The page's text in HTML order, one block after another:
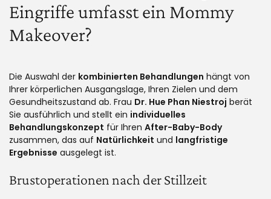
Eingriffe umfasst ein Mommy
Makeover?
Die Auswahl der kombinierten Behandlungen hängt von
Ihrer körperlichen Ausgangslage, Ihren Zielen und dem
Gesundheitszustand ab. Frau Dr. Hue Phan Niestroj berät
Sie ausführlich und stellt ein individuelles
Behandlungskonzept für Ihren After-Baby-Body
zusammen, das auf Natürlichkeit und langfristige
Ergebnisse ausgelegt ist.
Brustoperationen nach der Stillzeit